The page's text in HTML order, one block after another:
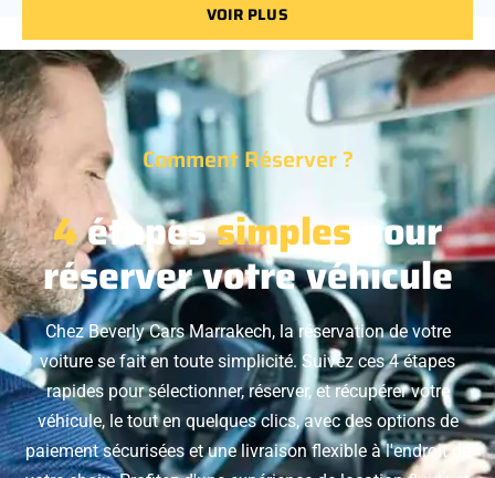
VOIR PLUS
Comment Réserver ?
4étapessimples pour
réserver votre véhicule
Chez Beverly Cars Marrakech, la réservation de votre
voiture se fait en toute simplicité. Suivez ces 4 étapes
rapides pour sélectionner, réserver, et récupérer votre
véhicule, le tout en quelques clics, avec des options de
paiement sécurisées et une livraison flexible à l'endroit de